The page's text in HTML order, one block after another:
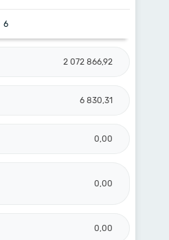
6
2 072 866,92
6 830,31
0,00
0,00
0,00